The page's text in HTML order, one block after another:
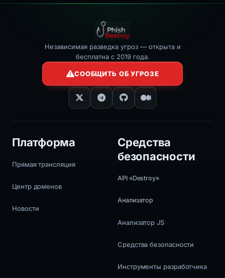
Независимая разведка угроз — открыта и
бесплатна с 2019 года.
СООБЩИТЬ ОБ УГРОЗЕ
Платформа
Прямая трансляция
Центр доменов
Новости
Средства
безопасности
API «Destroy»
Анализатор
Анализатор JS
Средства безопасности
Инструменты разработчика